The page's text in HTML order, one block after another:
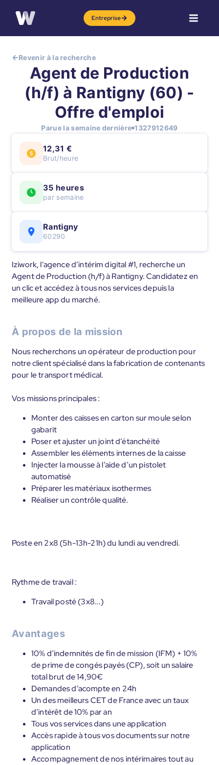
Entreprise
Revenir à la recherche
Agent de Production
(h/f) à Rantigny (60) -
Offre d'emploi
Parue la semaine dernière 1327912649
12,31 €
Brut/heure
35 heures
par semaine
Rantigny
60290
Iziwork, l'agence d’intérim digital #1, recherche un
Agent de Production (h/f) à Rantigny. Candidatez en
un clic et accédez à tous nos services depuis la
meilleure app du marché.
À propos de la mission
Nous recherchons un opérateur de production pour
notre client spécialisé dans la fabrication de contenants
pour le transport médical.
Vos missions principales :
Monter des caisses en carton sur moule selon
gabarit
Poser et ajuster un joint d’étanchéité
Assembler les éléments internes de la caisse
Injecter la mousse à l’aide d’un pistolet
automatisé
Préparer les matériaux isothermes
Réaliser un contrôle qualité.
Poste en 2x8 (5h-13h-21h) du lundi au vendredi.
Rythme de travail :
Travail posté (3x8...)
Avantages
10% d’indemnités de fin de mission (IFM) + 10%
de prime de congés payés (CP), soit un salaire
total brut de 14,90€
Demandes d’acompte en 24h
Un des meilleurs CET de France avec un taux
d’intérêt de 10% par an
Tous vos services dans une application
Accès rapide à tous vos documents sur notre
application
Accompagnement de nos intérimaires tout au